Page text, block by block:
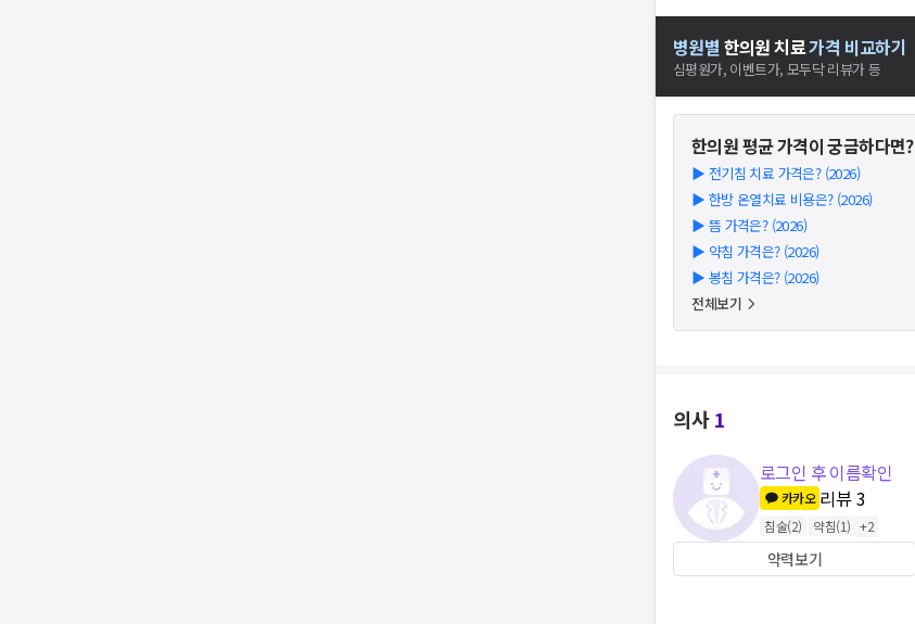
병원별 한의원치료가격 비교하기
심평원가, 이벤트가, 모두닥 리뷰가 등
한의원평균 가격이 궁금하다면?
▶ 전기침 치료 가격은? (2026)
▶ 한방 온열치료 비용은? (2026)
▶ 뜸 가격은? (2026)
▶ 약침 가격은? (2026)
▶ 봉침 가격은? (2026)
전체보기
의사1
로그인 후 이름확인
카카오 리뷰3
침술(2) 약침(1) +2
약력보기